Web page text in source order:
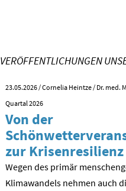
VERÖFFENTLICHUNGEN
23.05.2026/ Cornelia Heintze / Dr. med.
Quartal 2026
Von der
zur Krisenresilienz
Wegen des primär
Klimawandels nehmen auch